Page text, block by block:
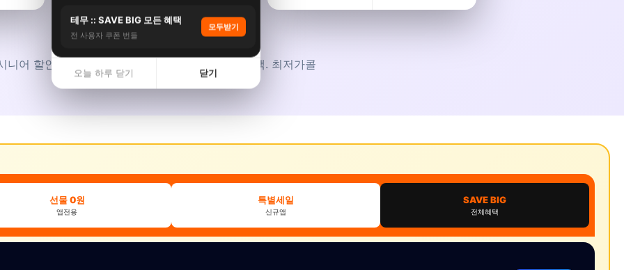
2026년시니어 할인
니어 할인 모음, 65세 경로할인, 교통·입장·여행 혜택. 최저가콜
선물 0원
앱전용
특별세일
신규앱
SAVE BIG
전체혜택
테무 :: SAVE BIG 모든 혜택
전 사용자 쿠폰 번들
모두받기
오늘 하루 닫기 닫기